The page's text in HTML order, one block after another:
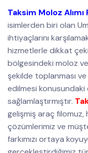
Taksim Moloz Alımı
isimlerden biri olan
ihtiyaçlarını
hizmetlerle dikkat
bölgesindeki moloz
şekilde toplanması
edilmesi
sağlamlaştırmıştır.
gelişmiş araç filomuz,
çözümlerimiz ve
farkımızı ortaya